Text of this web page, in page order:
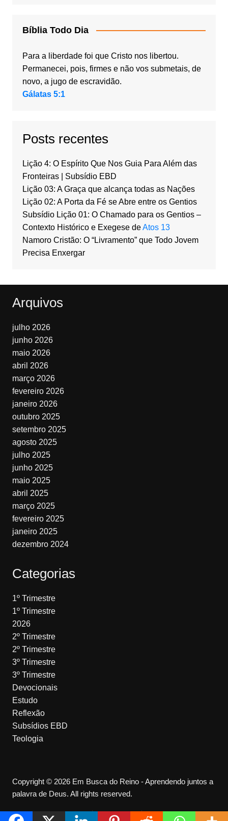
Bíblia Todo Dia
Para a liberdade foi que Cristo nos libertou.
Permanecei, pois, firmes e não vos submetais, de
novo, a jugo de escravidão.
Gálatas 5:1
Posts recentes
Lição 4: O Espírito Que Nos Guia Para Além das
Fronteiras | Subsídio EBD
Lição 03: A Graça que alcança todas as Nações
Lição 02: A Porta da Fé se Abre entre os Gentios
Subsídio Lição 01: O Chamado para os Gentios –
Contexto Histórico e Exegese deAtos 13
Namoro Cristão: O “Livramento” que Todo Jovem
Precisa Enxergar
Arquivos
julho 2026
junho 2026
maio 2026
abril 2026
março 2026
fevereiro 2026
janeiro 2026
outubro 2025
setembro 2025
agosto 2025
julho 2025
junho 2025
maio 2025
abril 2025
março 2025
fevereiro 2025
janeiro 2025
dezembro 2024
Categorias
1º Trimestre
1º Trimestre
2026
2º Trimestre
2º Trimestre
3º Trimestre
3º Trimestre
Devocionais
Estudo
Reflexão
Subsídios EBD
Teologia
Copyright © 2026 Em Busca do Reino - Aprendendo juntos a
palavra de Deus. All rights reserved.
Política de privacidade Aviso Legal Termos de Uso